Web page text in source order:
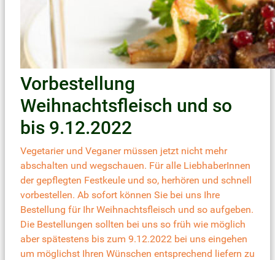
Vorbestellung
Weihnachtsfleisch und so
bis 9.12.2022
Vegetarier und Veganer müssen jetzt nicht mehr
abschalten und wegschauen. Für alle LiebhaberInnen
der gepflegten Festkeule und so, herhören und schnell
vorbestellen. Ab sofort können Sie bei uns Ihre
Bestellung für Ihr Weihnachtsfleisch und so aufgeben.
Die Bestellungen sollten bei uns so früh wie möglich
aber spätestens bis zum 9.12.2022 bei uns eingehen
um möglichst Ihren Wünschen entsprechend liefern zu